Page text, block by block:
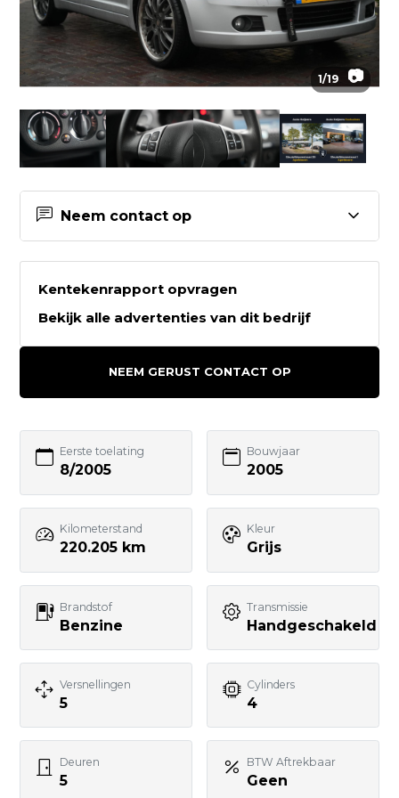
1/19 📷
Neem contact op
Contactgegevens Auto Keijzers
B.V.
Bezoek website adverteerder
GebruikteAuto.NL:
📱 WhatsApp:
085-060 3662
📧 E-mail:
info@gebruikteauto.nl
02092618
⏰ Openingstijden:
Kentekenrapport opvragen
Bekijk alle advertenties van dit bedrijf
NEEM GERUST CONTACT OP
Eerste toelating
8/2005
Bouwjaar
2005
Kilometerstand
220.205 km
Kleur
Grijs
Brandstof
Benzine
Transmissie
Handgeschakeld
Versnellingen
5
Cylinders
4
Deuren
5
BTW Aftrekbaar
Geen